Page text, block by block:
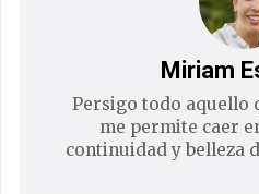
Miriam
Persigo todo aquello
me permite caer
continuidad y belleza